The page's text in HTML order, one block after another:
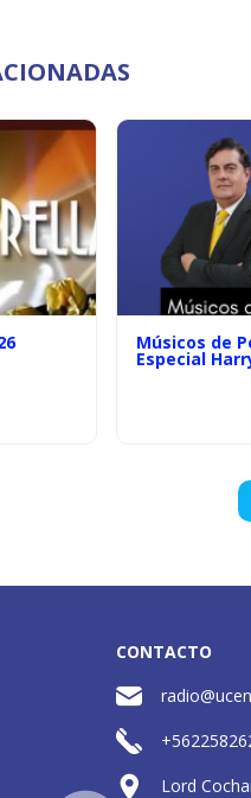
Músicos de
Especial
CONTACTO
Lord